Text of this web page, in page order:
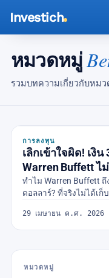
Investich
หมวดหมู่
รวมบทความเกี่ยวกับหมว
การลงทุน
เลิกเข้าใจผิด! เงิ
Warren Buffett
ทำไม Warren Buffett
ดอลลาร์? ที่จริงไม่ได้เก็
รายย่อย
29 เมษายน ค.ศ. 2026
หมวดหมู่